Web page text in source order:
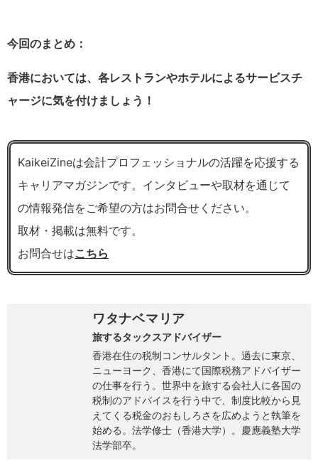
今回のまとめ：
香港においては、各レストランやホテルによるサービスチ
ャージに気を付けましょう！
KaikeiZineは会計プロフェッショナルの活躍を応援する
キャリアマガジンです。インタビューや取材を通じて
の情報発信をご希望の方はお問合せください。
取材・掲載は無料です。
お問合せはこちら
ワタナベマリア
旅するタックスアドバイザー
香港在住の税制コンサルタント。過去に東京、
ニューヨーク、香港にて国際税務アドバイザー
の仕事を行う。世界中を旅する会社人に各国の
税制のアドバイスを行う中で、制度比較から見
えてくる税金のおもしろさを広めようと執筆を
始める。法学修士（香港大学）。慶應義塾大学
法学部卒。